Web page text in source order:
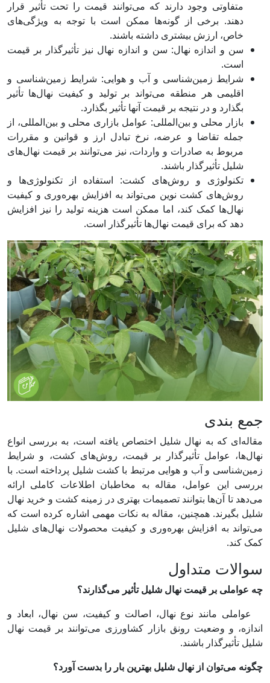
متفاوتی وجود دارند که می‌توانند قیمت را تحت تأثیر قرار
دهند. برخی از گونه‌ها ممکن است با توجه به ویژگی‌های
خاص، ارزش بیشتری داشته باشند.
سن و اندازه نهال: سن و اندازه نهال نیز تأثیرگذار بر قیمت
است.
شرایط زمین‌شناسی و آب و هوایی: شرایط زمین‌شناسی و
اقلیمی هر منطقه می‌تواند بر تولید و کیفیت نهال‌ها تأثیر
بگذارد و در نتیجه بر قیمت آنها تأثیر بگذارد.
بازار محلی و بین‌المللی: عوامل بازاری محلی و بین‌المللی، از
جمله تقاضا و عرضه، نرخ تبادل ارز و قوانین و مقررات
مربوط به صادرات و واردات، نیز می‌توانند بر قیمت نهال‌های
شلیل تأثیرگذار باشند.
تکنولوژی و روش‌های کشت: استفاده از تکنولوژی‌ها و
روش‌های کشت نوین می‌تواند به افزایش بهره‌وری و کیفیت
نهال‌ها کمک کند، اما ممکن است هزینه تولید را نیز افزایش
دهد که برای قیمت نهال‌ها تأثیرگذار است.
جمع بندی
مقاله‌ای که به نهال شلیل اختصاص یافته است، به بررسی انواع
نهال‌ها، عوامل تأثیرگذار بر قیمت، روش‌های کشت، و شرایط
زمین‌شناسی و آب و هوایی مرتبط با کشت شلیل پرداخته است. با
بررسی این عوامل، مقاله به مخاطبان اطلاعات کاملی ارائه
می‌دهد تا آن‌ها بتوانند تصمیمات بهتری در زمینه کشت و خرید نهال
شلیل بگیرند. همچنین، مقاله به نکات مهمی اشاره کرده است که
می‌تواند به افزایش بهره‌وری و کیفیت محصولات نهال‌های شلیل
کمک کند.
سوالات متداول
چه عواملی بر قیمت نهال شلیل تأثیر می‌گذارند؟
عواملی مانند نوع نهال، اصالت و کیفیت، سن نهال، ابعاد و
اندازه، و وضعیت رونق بازار کشاورزی می‌توانند بر قیمت نهال
شلیل تأثیرگذار باشند.
چگونه می‌توان از نهال شلیل بهترین بار را بدست آورد؟